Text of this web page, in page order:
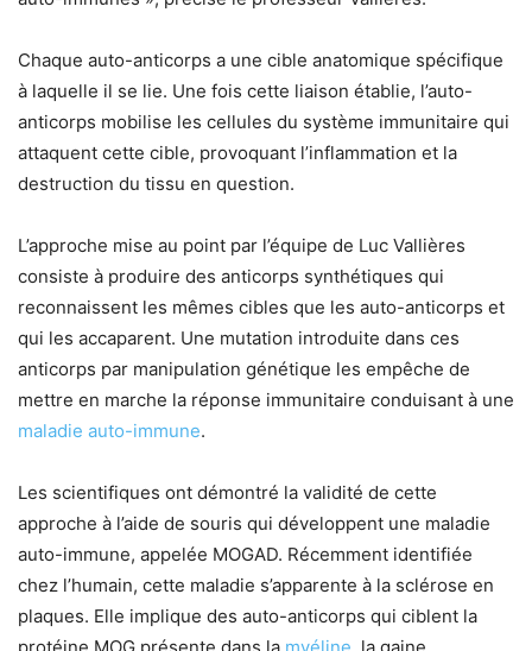
Chaque auto-anticorps a une cible anatomique spécifique
à laquelle il se lie. Une fois cette liaison établie, l’auto-
anticorps mobilise les cellules du système immunitaire qui
attaquent cette cible, provoquant l’inflammation et la
destruction du tissu en question.
L’approche mise au point par l’équipe de Luc Vallières
consiste à produire des anticorps synthétiques qui
reconnaissent les mêmes cibles que les auto-anticorps et
qui les accaparent. Une mutation introduite dans ces
anticorps par manipulation génétique les empêche de
mettre en marche la réponse immunitaire conduisant à une
maladie auto-immune.
Les scientifiques ont démontré la validité de cette
approche à l’aide de souris qui développent une maladie
auto-immune, appelée MOGAD. Récemment identifiée
chez l’humain, cette maladie s’apparente à la sclérose en
plaques. Elle implique des auto-anticorps qui ciblent la